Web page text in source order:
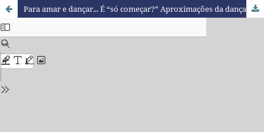
Para amar e dançar... É “só começar?” Aproximações da dança com o pensamento sistêmico